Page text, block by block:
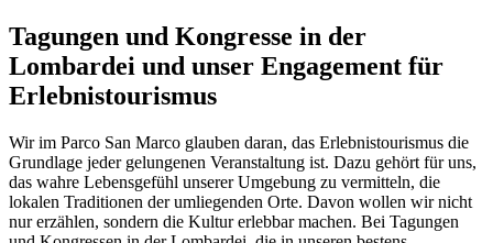
Tagungen und Kongresse in der
Lombardei und unser Engagement für
Erlebnistourismus
Wir im Parco San Marco glauben daran, das Erlebnistourismus die
Grundlage jeder gelungenen Veranstaltung ist. Dazu gehört für uns,
das wahre Lebensgefühl unserer Umgebung zu vermitteln, die
lokalen Traditionen der umliegenden Orte. Davon wollen wir nicht
nur erzählen, sondern die Kultur erlebbar machen. Bei Tagungen